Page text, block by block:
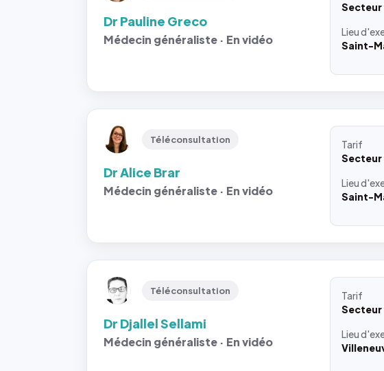
Dr Pauline Greco
Médecin généraliste · En vidéo
Secteur
Lieu
Saint-
Téléconsultation
Dr Alice Brar
Médecin généraliste · En vidéo
Tarif
Secteur
Lieu
Saint-
Téléconsultation
Dr Djallel Sellami
Médecin généraliste · En vidéo
Tarif
Secteur
Lieu